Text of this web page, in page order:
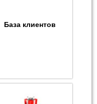
База клиентов